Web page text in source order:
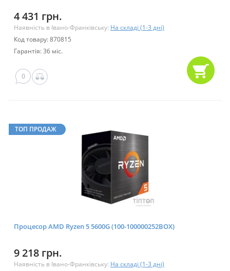
4 431 грн.
Наявність в Івано-Франківську: На складі (1-3 дні)
Код товару: 870815
Гарантія: 36 міс.
0
ТОП ПРОДАЖ
Процесор AMD Ryzen 5 5600G (100-100000252BOX)
9 218 грн.
Наявність в Івано-Франківську: На складі (1-3 дні)